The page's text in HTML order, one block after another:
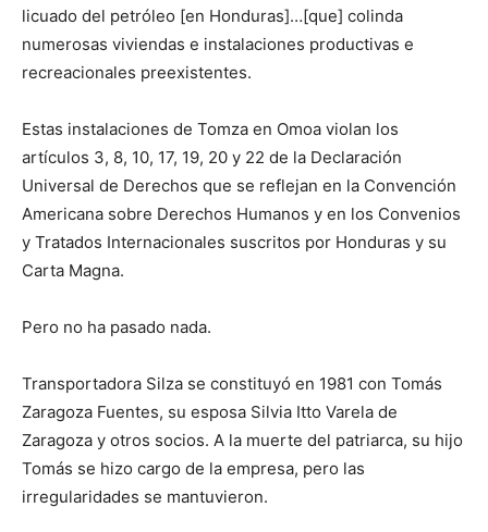
licuado del petróleo [en Honduras]…[que] colinda
numerosas viviendas e instalaciones productivas e
recreacionales preexistentes.
Estas instalaciones de Tomza en Omoa violan los
artículos 3, 8, 10, 17, 19, 20 y 22 de la Declaración
Universal de Derechos que se reflejan en la Convención
Americana sobre Derechos Humanos y en los Convenios
y Tratados Internacionales suscritos por Honduras y su
Carta Magna.
Pero no ha pasado nada.
Transportadora Silza se constituyó en 1981 con Tomás
Zaragoza Fuentes, su esposa Silvia Itto Varela de
Zaragoza y otros socios. A la muerte del patriarca, su hijo
Tomás se hizo cargo de la empresa, pero las
irregularidades se mantuvieron.